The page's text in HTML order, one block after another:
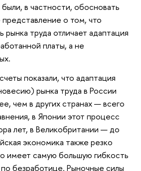
в частности, обосновать
о том, что
труда отличает адаптация
платы, а не
показали, что адаптация
рынка труда в России
чем в других странах — всего
в Японии этот процесс
лет, в Великобритании — до
экономика также резко
имеет самую большую гибкость
безработице. Рыночные силы